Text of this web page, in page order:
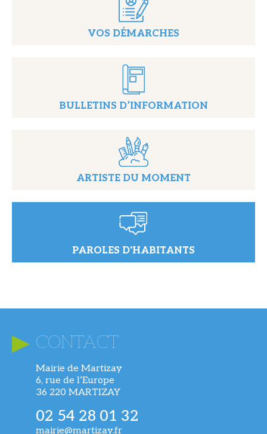
VOS DÉMARCHES
BULLETINS D’INFORMATION
ARTISTE DU MOMENT
PAROLES D'HABITANTS
CONTACT
Mairie de Martizay
6, rue de l’Europe
36 220 MARTIZAY
02 54 28 01 32
mairie@martizay.fr